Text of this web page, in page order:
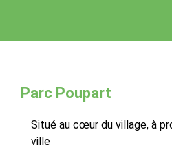
Parc Poupart
Situé au cœur du village, à
ville